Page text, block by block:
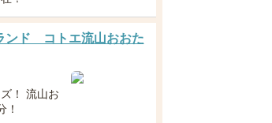
ンド コトエ流山おおた
！ 流山お
！